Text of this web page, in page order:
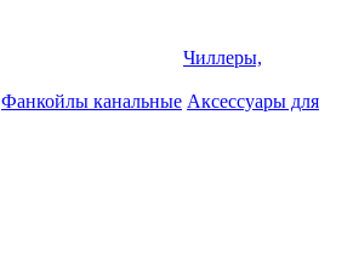
Чиллеры,
Фанкойлы канальные Аксессуары для